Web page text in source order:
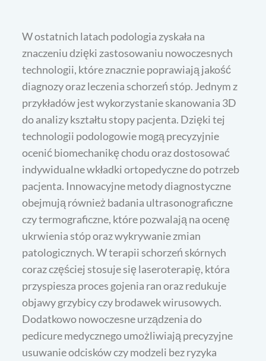
W ostatnich latach podologia zyskała na
znaczeniu dzięki zastosowaniu nowoczesnych
technologii, które znacznie poprawiają jakość
diagnozy oraz leczenia schorzeń stóp. Jednym z
przykładów jest wykorzystanie skanowania 3D
do analizy kształtu stopy pacjenta. Dzięki tej
technologii podologowie mogą precyzyjnie
ocenić biomechanikę chodu oraz dostosować
indywidualne wkładki ortopedyczne do potrzeb
pacjenta. Innowacyjne metody diagnostyczne
obejmują również badania ultrasonograficzne
czy termograficzne, które pozwalają na ocenę
ukrwienia stóp oraz wykrywanie zmian
patologicznych. W terapii schorzeń skórnych
coraz częściej stosuje się laseroterapię, która
przyspiesza proces gojenia ran oraz redukuje
objawy grzybicy czy brodawek wirusowych.
Dodatkowo nowoczesne urządzenia do
pedicure medycznego umożliwiają precyzyjne
usuwanie odcisków czy modzeli bez ryzyka